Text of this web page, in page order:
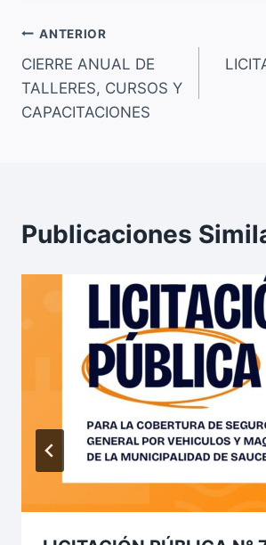
b
o
o
k
A
p
p
Navegación
de
entradas
ANTERIOR
CIERRE ANUAL DE
TALLERES, CURSOS Y
CAPACITACIONES
Publicaciones